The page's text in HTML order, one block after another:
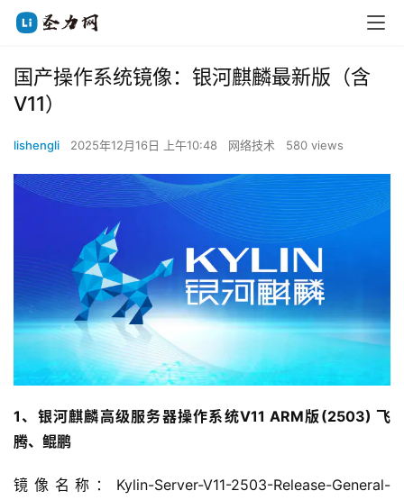
国产操作系统镜像：银河麒麟最新版（含
V11）
lishengli 2025年12月16日 上午10:48 网络技术 580 views
1、银河麒麟高级服务器操作系统V11 ARM版(2503) 飞
腾、鲲鹏
镜像名称：Kylin-Server-V11-2503-Release-General-